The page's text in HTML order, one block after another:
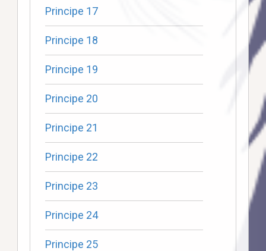
Principe 17
Principe 18
Principe 19
Principe 20
Principe 21
Principe 22
Principe 23
Principe 24
Principe 25